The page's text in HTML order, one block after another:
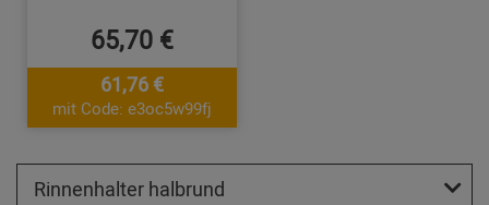
65,70 €
61,76 €
mit Code: e3oc5w99fj
Rinnenhalter halbrund